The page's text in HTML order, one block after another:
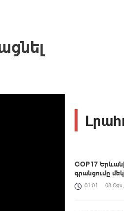
COP17
գրանցումը
01:01 08